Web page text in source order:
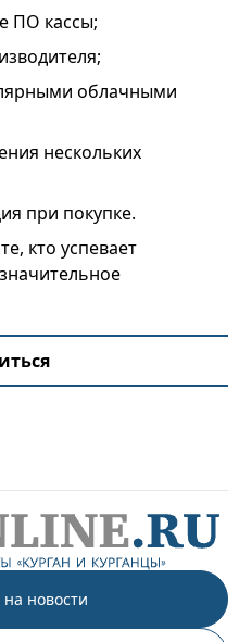
ПО кассы;
облачными
нескольких
при покупке.
кто успевает
новости